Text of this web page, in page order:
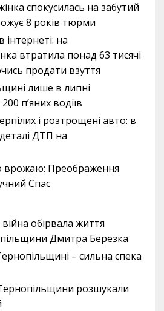
спокусилась на забутий
8 років тюрми
на
втратила понад 63 тисячі
продати взуття
лише в липні
п’яних водіїв
і розтрощені авто: в
деталі ДТП на
врожаю: Преображення
Спас
обірвала життя
Дмитра Березка
– сильна спека
розшукали